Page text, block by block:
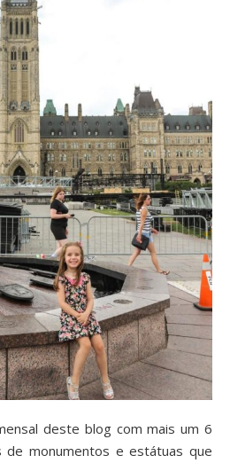
monumentos e estátuas que